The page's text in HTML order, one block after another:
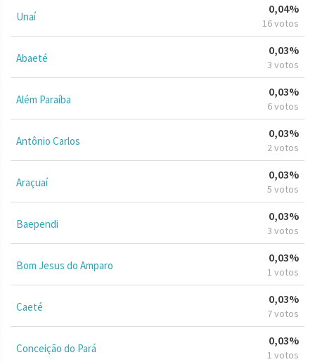
Unaí
0,04%
16 votos
Abaeté
0,03%
3 votos
Além Paraíba
0,03%
6 votos
Antônio Carlos
0,03%
2 votos
Araçuaí
0,03%
5 votos
Baependi
0,03%
3 votos
Bom Jesus do Amparo
0,03%
1 votos
Caeté
0,03%
7 votos
Conceição do Pará
0,03%
1 votos